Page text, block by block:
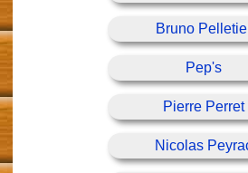
Bruno
Pep's
Pierre Perret
Nicolas